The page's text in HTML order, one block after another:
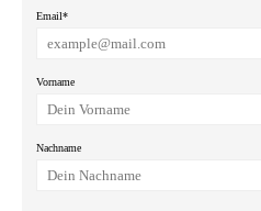
Email*
Vorname
Nachname